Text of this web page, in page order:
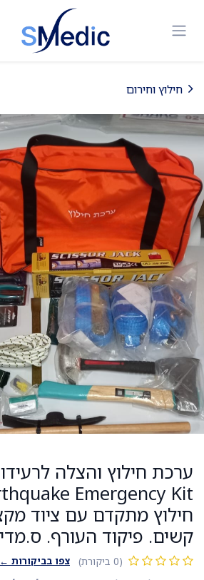
חילוץ וחירום
ערכת חילוץ והצלה
חילוץ מתקדם עם ציוד
קשים. פיקוד העורף.
(0 ביקורת) צפו בביקורות ←